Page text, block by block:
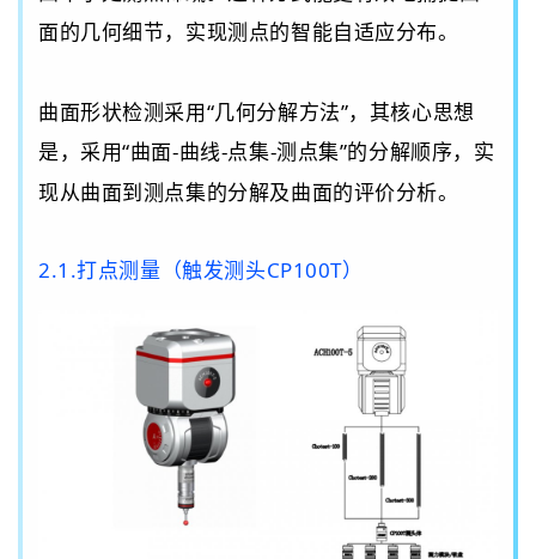
面的几何细节，实现测点的智能自适应分布。
曲面形状检测采用“几何分解方法”，其核心思想
是，采用“曲面-曲线-点集-测点集”的分解顺序，实
现从曲面到测点集的分解及曲面的评价分析。
2.1.打点测量（触发测头CP100T）